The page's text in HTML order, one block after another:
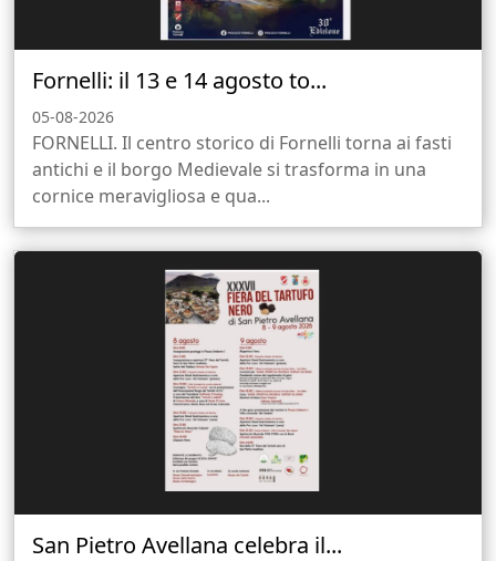
Fornelli: il 13 e 14 agosto to...
05-08-2026
FORNELLI. Il centro storico di Fornelli torna ai fasti
antichi e il borgo Medievale si trasforma in una
cornice meravigliosa e qua...
San Pietro Avellana celebra il...